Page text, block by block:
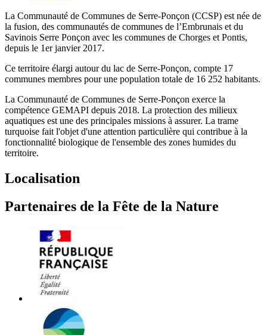
La Communauté de Communes de Serre-Ponçon (CCSP) est née de
la fusion, des communautés de communes de l’Embrunais et du
Savinois Serre Ponçon avec les communes de Chorges et Pontis,
depuis le 1er janvier 2017.
Ce territoire élargi autour du lac de Serre-Ponçon, compte 17
communes membres pour une population totale de 16 252 habitants.
La Communauté de Communes de Serre-Ponçon exerce la
compétence GEMAPI depuis 2018. La protection des milieux
aquatiques est une des principales missions à assurer. La trame
turquoise fait l'objet d'une attention particulière qui contribue à la
fonctionnalité biologique de l'ensemble des zones humides du
territoire.
Localisation
Partenaires de la Fête de la Nature